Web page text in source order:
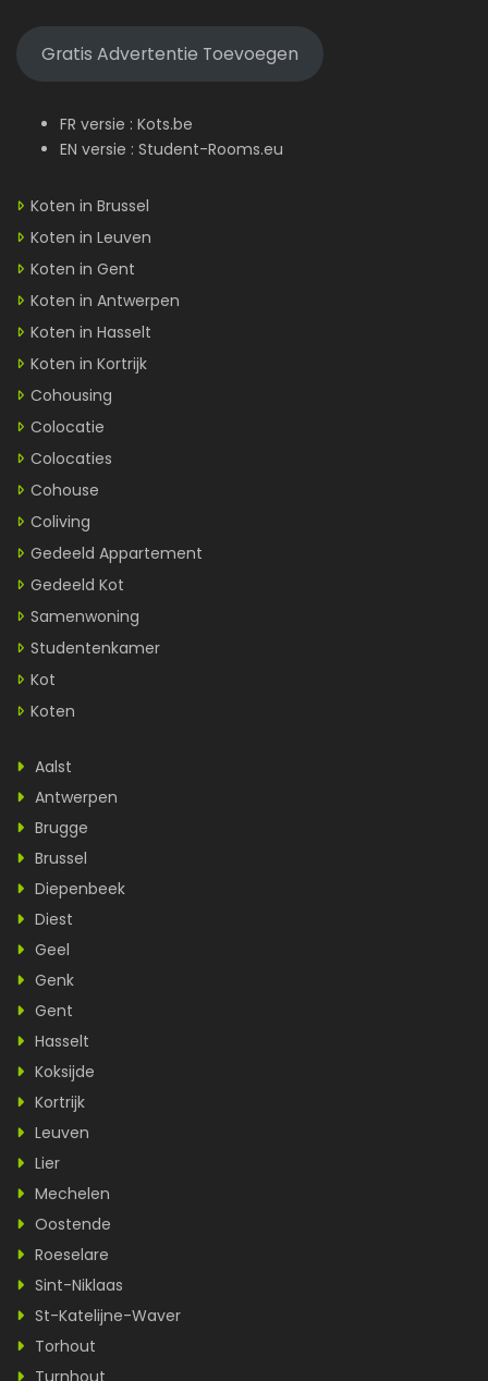
Gratis Advertentie Toevoegen
FR versie : Kots.be
EN versie : Student-Rooms.eu
Koten in Brussel
Koten in Leuven
Koten in Gent
Koten in Antwerpen
Koten in Hasselt
Koten in Kortrijk
Cohousing
Colocatie
Colocaties
Cohouse
Coliving
Gedeeld Appartement
Gedeeld Kot
Samenwoning
Studentenkamer
Kot
Koten
Aalst
Antwerpen
Brugge
Brussel
Diepenbeek
Diest
Geel
Genk
Gent
Hasselt
Koksijde
Kortrijk
Leuven
Lier
Mechelen
Oostende
Roeselare
Sint-Niklaas
St-Katelijne-Waver
Torhout